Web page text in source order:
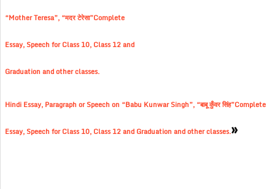
“Mother Teresa”, “मदर टेरेसा”Complete
Essay, Speech for Class 10, Class 12 and
Graduation and other classes.
Hindi Essay, Paragraph or Speech on “Babu Kunwar Singh”, “बाबू कुँवर सिंह”Complete
Essay, Speech for Class 10, Class 12 and Graduation and other classes.»